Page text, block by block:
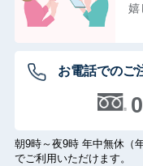
嬉
お電話でのご
朝9時～夜9時 年中無休（
でご利用いただけます。